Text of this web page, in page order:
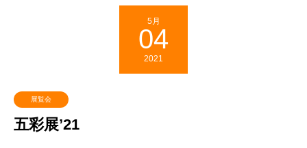
5月
04
2021
展覧会
五彩展’21